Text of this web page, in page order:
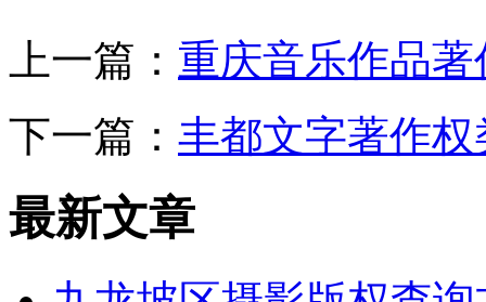
上一篇： 重庆音乐作品
下一篇： 丰都文字著作
最新文章